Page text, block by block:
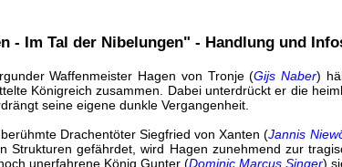
- Im Tal der Nibelungen" - Handlung und
Waffenmeister Hagen von Tronje (Gijs Naber)
Königreich zusammen. Dabei unterdrückt er die
seine eigene dunkle Vergangenheit.
Drachentöter Siegfried von Xanten (Jannis
Strukturen gefährdet, wird Hagen zunehmend zur
unerfahrene König Gunter (Dominic Marcus Singer)